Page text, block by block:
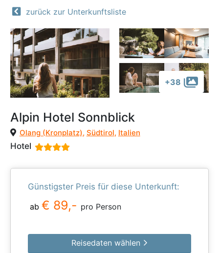
zurück zur Unterkunftsliste
+38
Alpin Hotel Sonnblick
Olang (Kronplatz), Südtirol, Italien
Hotel
Günstigster Preis für diese Unterkunft:
ab € 89,- pro Person
Reisedaten wählen